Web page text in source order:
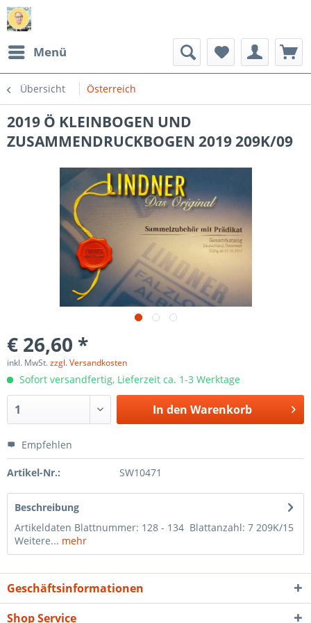
Menü
Übersicht Österreich
2019 Ö KLEINBOGEN UND
ZUSAMMENDRUCKBOGEN 2019 209K/09
€ 26,60 *
inkl. MwSt.zzgl. Versandkosten
Sofort versandfertig, Lieferzeit ca. 1-3 Werktage
In den Warenkorb
Empfehlen
Artikel-Nr.: SW10471
Beschreibung
Artikeldaten Blattnummer: 128 - 134 Blattanzahl: 7 209K/15
Weitere... mehr
Geschäftsinformationen
Shop Service